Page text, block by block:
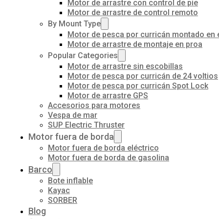
Motor de arrastre con control de pie
Motor de arrastre de control remoto
By Mount Type
Motor de pesca por curricán montado en
Motor de arrastre de montaje en proa
Popular Categories
Motor de arrastre sin escobillas
Motor de pesca por curricán de 24 voltios
Motor de pesca por curricán Spot Lock
Motor de arrastre GPS
Accesorios para motores
Vespa de mar
SUP Electric Thruster
Motor fuera de borda
Motor fuera de borda eléctrico
Motor fuera de borda de gasolina
Barco
Bote inflable
Kayac
SORBER
Blog